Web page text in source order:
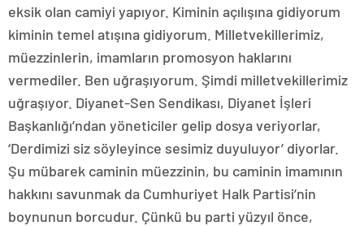
eksik olan camiyi yapıyor. Kiminin açılışına gidiyorum
kiminin temel atışına gidiyorum. Milletvekillerimiz,
müezzinlerin, imamların promosyon haklarını
vermediler. Ben uğraşıyorum. Şimdi milletvekillerimiz
uğraşıyor. Diyanet-Sen Sendikası, Diyanet İşleri
Başkanlığı’ndan yöneticiler gelip dosya veriyorlar,
‘Derdimizi siz söyleyince sesimiz duyuluyor’ diyorlar.
Şu mübarek caminin müezzinin, bu caminin imamının
hakkını savunmak da Cumhuriyet Halk Partisi’nin
boynunun borcudur. Çünkü bu parti yüzyıl önce,